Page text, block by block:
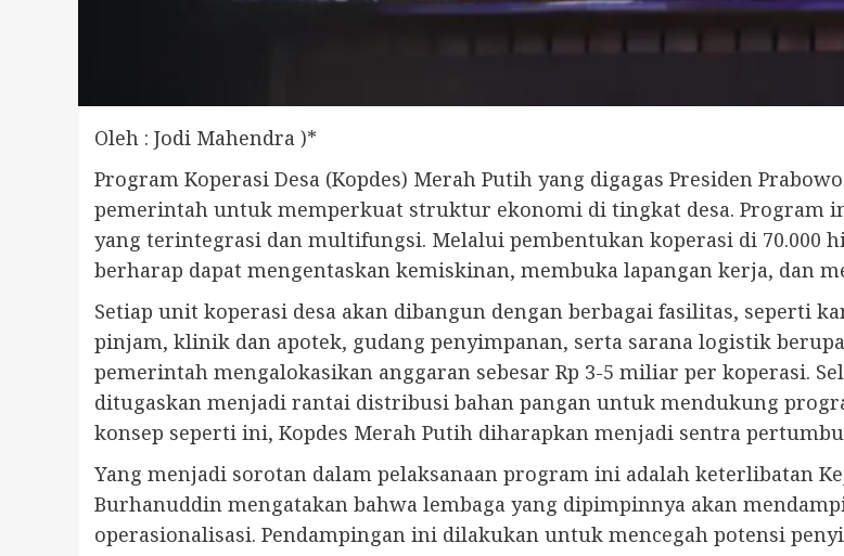
Oleh : Jodi Mahendra )*
Program Koperasi Desa (Kopdes) Merah Putih yang digagas Presiden
pemerintah untuk memperkuat struktur ekonomi di tingkat desa. Program
yang terintegrasi dan multifungsi. Melalui pembentukan koperasi di 70.000
berharap dapat mengentaskan kemiskinan, membuka lapangan kerja, dan
Setiap unit koperasi desa akan dibangun dengan berbagai fasilitas, seperti
pinjam, klinik dan apotek, gudang penyimpanan, serta sarana logistik
pemerintah mengalokasikan anggaran sebesar Rp 3-5 miliar per koperasi.
ditugaskan menjadi rantai distribusi bahan pangan untuk mendukung
konsep seperti ini, Kopdes Merah Putih diharapkan menjadi sentra
Yang menjadi sorotan dalam pelaksanaan program ini adalah keterlibatan
Burhanuddin mengatakan bahwa lembaga yang dipimpinnya akan
operasionalisasi. Pendampingan ini dilakukan untuk mencegah potensi